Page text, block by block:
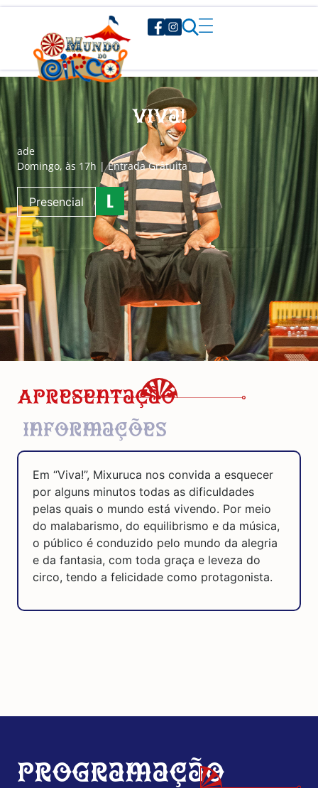
Viva!
ade
Domingo, às 17h | Entrada Gratuita
Presencial
Apresentação
Informações
Em “Viva!”, Mixuruca nos convida a esquecer
por alguns minutos todas as dificuldades
pelas quais o mundo está vivendo. Por meio
do malabarismo, do equilibrismo e da música,
o público é conduzido pelo mundo da alegria
e da fantasia, com toda graça e leveza do
circo, tendo a felicidade como protagonista.
Programação